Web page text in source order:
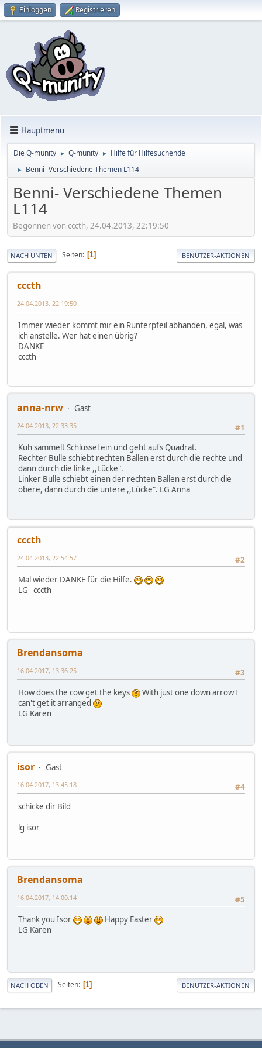
Einloggen Registrieren
Hauptmenü
Die Q-munity ► Q-munity ► Hilfe für Hilfesuchende
► Benni- Verschiedene Themen L114
Benni- Verschiedene Themen
L114
Begonnen von cccth, 24.04.2013, 22:19:50
NACH UNTEN Seiten 1 BENUTZER-AKTIONEN
cccth
24.04.2013, 22:19:50
Immer wieder kommt mir ein Runterpfeil abhanden, egal, was
ich anstelle. Wer hat einen übrig?
DANKE
cccth
anna-nrw
Gast
#1
24.04.2013, 22:33:35
Kuh sammelt Schlüssel ein und geht aufs Quadrat.
Rechter Bulle schiebt rechten Ballen erst durch die rechte und
dann durch die linke ,,Lücke".
Linker Bulle schiebt einen der rechten Ballen erst durch die
obere, dann durch die untere ,,Lücke". LG Anna
cccth
#2
24.04.2013, 22:54:57
Mal wieder DANKE für die Hilfe.
LG cccth
Brendansoma
#3
16.04.2017, 13:36:25
How does the cow get the keys
With just one down arrow I
can't get it arranged
LG Karen
isor
Gast
#4
16.04.2017, 13:45:18
schicke dir Bild
lg isor
Brendansoma
#5
16.04.2017, 14:00:14
Thank you Isor
Happy Easter
LG Karen
NACH OBEN Seiten 1 BENUTZER-AKTIONEN